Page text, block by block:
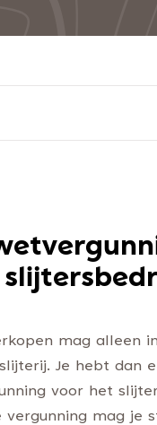
mag alleen
Je hebt dan
voor het
vergunning mag je